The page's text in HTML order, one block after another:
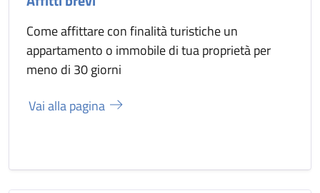
Come affittare con finalità turistiche un
appartamento o immobile di tua proprietà per
meno di 30 giorni
Vai alla pagina